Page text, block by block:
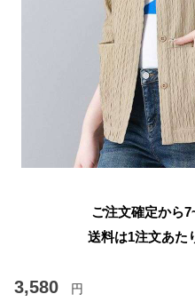
ご注文確定から
送料は1注文あた
3,580 円